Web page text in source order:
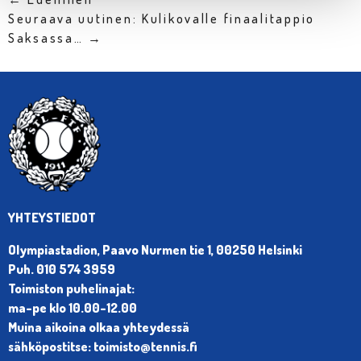
Seuraava uutinen: Kulikovalle finaalitappio
Saksassa… →
YHTEYSTIEDOT
Olympiastadion, Paavo Nurmen tie 1, 00250 Helsinki
Puh. 010 574 3959
Toimiston puhelinajat:
ma-pe klo 10.00-12.00
Muina aikoina olkaa yhteydessä
sähköpostitse: toimisto@tennis.fi